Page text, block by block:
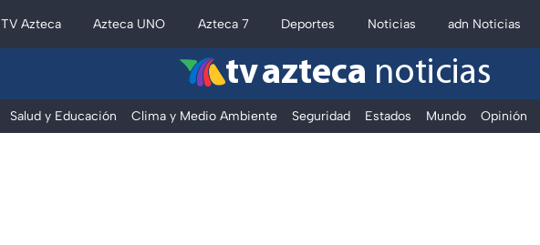
TV Azteca Azteca UNO Azteca 7 Deportes Noticias adn Noticias
tv azteca noticias
Salud y Educación Clima y Medio Ambiente Seguridad Estados Mundo Opinión